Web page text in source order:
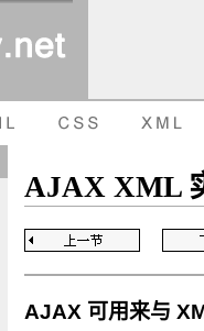
AJAX XML
AJAX 可用来与